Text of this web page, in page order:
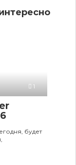
1
будет